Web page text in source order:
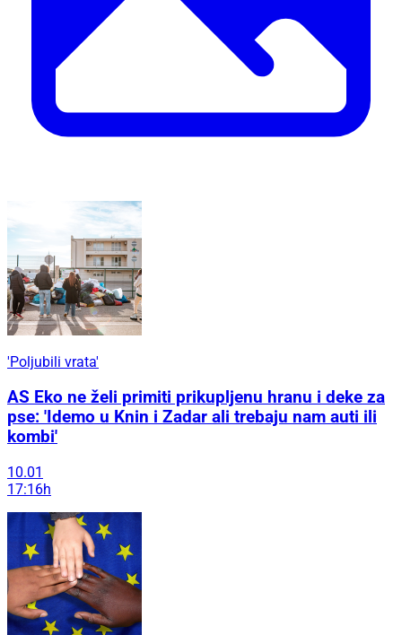
'Poljubili vrata'
AS Eko ne želi primiti prikupljenu hranu i deke za
pse: 'Idemo u Knin i Zadar ali trebaju nam auti ili
kombi'
10.01
17:16h